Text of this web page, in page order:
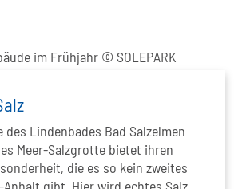
des Lindenbades Bad Salzelmen
Meer-Salzgrotte bietet ihren
die es so kein zweites